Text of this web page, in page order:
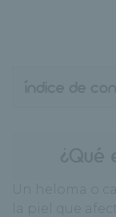
Un heloma o
la piel que